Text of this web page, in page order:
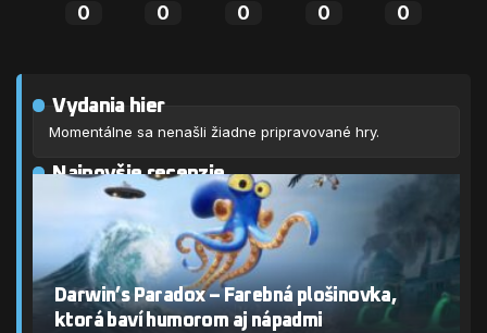
0 0 0 0 0
Vydania hier
Momentálne sa nenašli žiadne pripravované hry.
Najnovšie recenzie
Darwin’s Paradox – Farebná plošinovka,
ktorá baví humorom aj nápadmi